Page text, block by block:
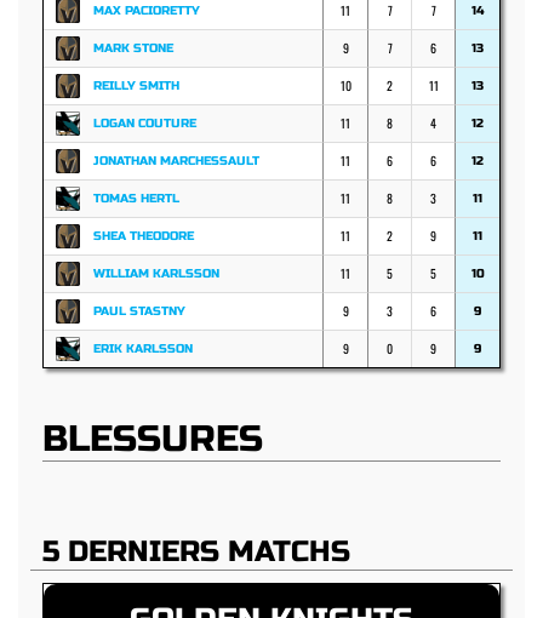
MAX PACIORETTY 11 7 7 14
MARK STONE 9 7 6 13
REILLY SMITH 10 2 11 13
LOGAN COUTURE 11 8 4 12
JONATHAN MARCHESSAULT 11 6 6 12
TOMAS HERTL 11 8 3 11
SHEA THEODORE 11 2 9 11
WILLIAM KARLSSON 11 5 5 10
PAUL STASTNY 9 3 6 9
ERIK KARLSSON 9 0 9 9
BLESSURES
5 DERNIERS MATCHS